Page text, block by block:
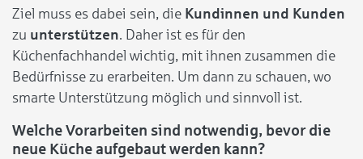
Ziel muss es dabei sein, die Kundinnen und Kunden
zu unterstützen. Daher ist es für den
Küchenfachhandel wichtig, mit ihnen zusammen die
Bedürfnisse zu erarbeiten. Um dann zu schauen, wo
smarte Unterstützung möglich und sinnvoll ist.
Welche Vorarbeiten sind notwendig, bevor die
neue Küche aufgebaut werden kann?